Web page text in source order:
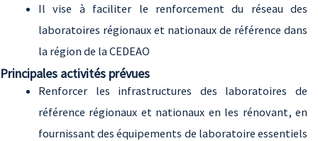
Il vise à faciliter le renforcement du réseau des
laboratoires régionaux et nationaux de référence dans
la région de la CEDEAO
Principales activités prévues
Renforcer les infrastructures des laboratoires de
référence régionaux et nationaux en les rénovant, en
fournissant des équipements de laboratoire essentiels